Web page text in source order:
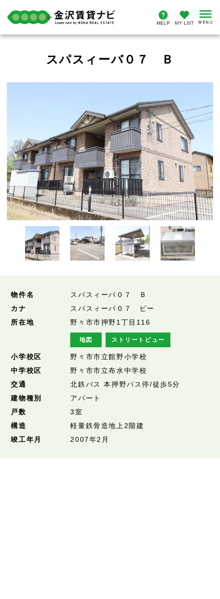
スパスィーバ０７ Ｂ
物件名
スパスィーバ０７ Ｂ
カナ
スパスィーバ０７ ビー
所在地
野々市市押野1丁目116
地図 ストリートビュー
小学校区
野々市市立館野小学校
中学校区
野々市市立布水中学校
交通
北鉄バス 本押野バス停/徒歩5分
建物種別
アパート
戸数
3室
構造
軽量鉄骨造地上2階建
竣工年月
2007年2月